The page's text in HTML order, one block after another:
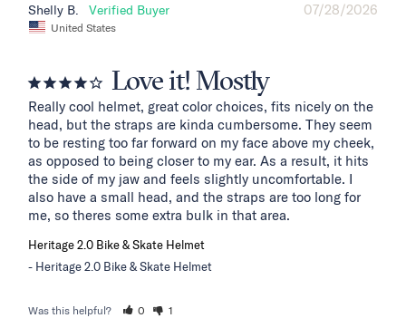
07/28/2026
Shelly B.
United States
Love it! Mostly
Really cool helmet, great color choices, fits nicely on the
head, but the straps are kinda cumbersome. They seem
to be resting too far forward on my face above my cheek,
as opposed to being closer to my ear. As a result, it hits
the side of my jaw and feels slightly uncomfortable. I
also have a small head, and the straps are too long for
me, so theres some extra bulk in that area.
Heritage 2.0 Bike & Skate Helmet
Heritage 2.0 Bike & Skate Helmet
Was this helpful? 0 1